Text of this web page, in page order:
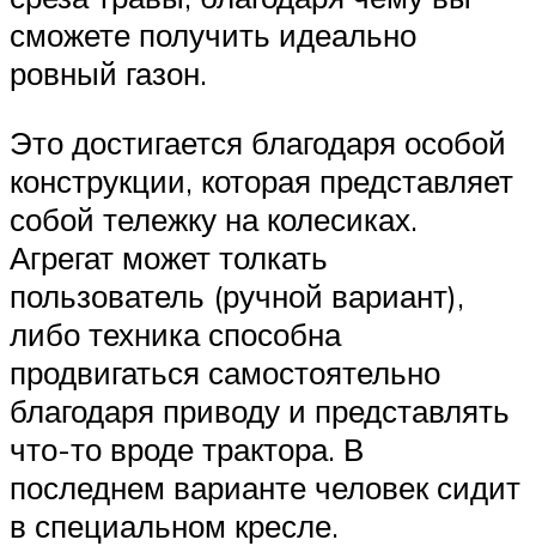
сможете получить идеально
ровный газон.
Это достигается благодаря особой
конструкции, которая представляет
собой тележку на колесиках.
Агрегат может толкать
пользователь (ручной вариант),
либо техника способна
продвигаться самостоятельно
благодаря приводу и представлять
что-то вроде трактора. В
последнем варианте человек сидит
в специальном кресле.